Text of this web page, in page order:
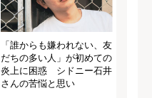
「誰からも嫌われない、友
だちの多い人」が初めての
炎上に困惑 シドニー石井
さんの苦悩と思い